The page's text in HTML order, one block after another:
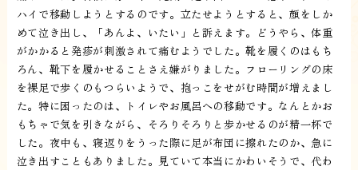
ハイで移動しようとするのです。立たせようとすると、顔をしか
めて泣き出し、「あんよ、いたい」と訴えます。どうやら、体重
がかかると発疹が刺激されて痛むようでした。靴を履くのはもち
ろん、靴下を履かせることさえ嫌がりました。フローリングの床
を裸足で歩くのもつらいようで、抱っこをせがむ時間が増えまし
た。特に困ったのは、トイレやお風呂への移動です。なんとかお
もちゃで気を引きながら、そろりそろりと歩かせるのが精一杯で
した。夜中も、寝返りをうった際に足が布団に擦れたのか、急に
泣き出すこともありました。見ていて本当にかわいそうで、代わ